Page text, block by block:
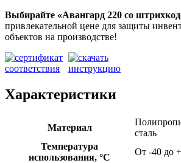
Выбирайте «Авангард 220 со
привлекательной цене для защиты
объектов на производстве!
Характеристики
Материал
сталь
Температура
использования, °C
От -40 до